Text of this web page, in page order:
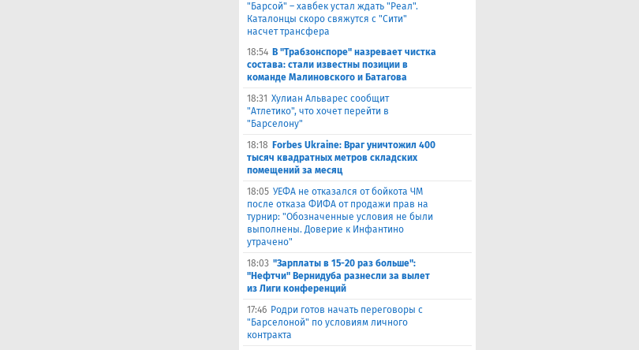
"Барсой" – хавбек устал ждать "Реал".
Каталонцы скоро свяжутся с "Сити"
насчет трансфера
18:54 В "Трабзонспоре" назревает чистка
состава: стали известны позиции в
команде Малиновского и Батагова
18:31 Хулиан Альварес сообщит
"Атлетико", что хочет перейти в
"Барселону"
18:18 Forbes Ukraine: Враг уничтожил 400
тысяч квадратных метров складских
помещений за месяц
18:05 УЕФА не отказался от бойкота ЧМ
после отказа ФИФА от продажи прав на
турнир: "Обозначенные условия не были
выполнены. Доверие к Инфантино
утрачено"
18:03 "Зарплаты в 15-20 раз больше":
"Нефтчи" Вернидуба разнесли за вылет
из Лиги конференций
17:46 Родри готов начать переговоры с
"Барселоной" по условиям личного
контракта